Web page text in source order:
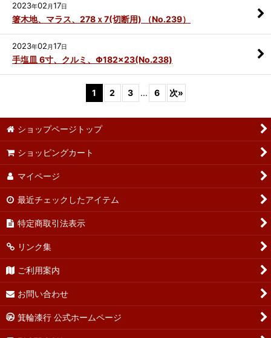
2023年02 月17日
箸木地、マラス、278ｘ7(切断用) （No.239）
2023年02 月17日
手塩皿 6寸、クルミ、Φ182×23(No.238)
1 2 3 ... 6 次»
ショップページトップ
ショッピングカート
マイページ
最近チェックしたアイテム
特定商取引法表示
リンク集
ご利用案内
お問い合わせ
箕輪漆行 公式ホームページ